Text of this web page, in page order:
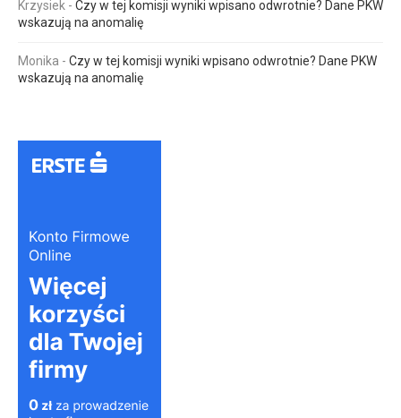
Krzysiek - Czy w tej komisji wyniki wpisano odwrotnie? Dane PKW
wskazują na anomalię
Monika - Czy w tej komisji wyniki wpisano odwrotnie? Dane PKW
wskazują na anomalię